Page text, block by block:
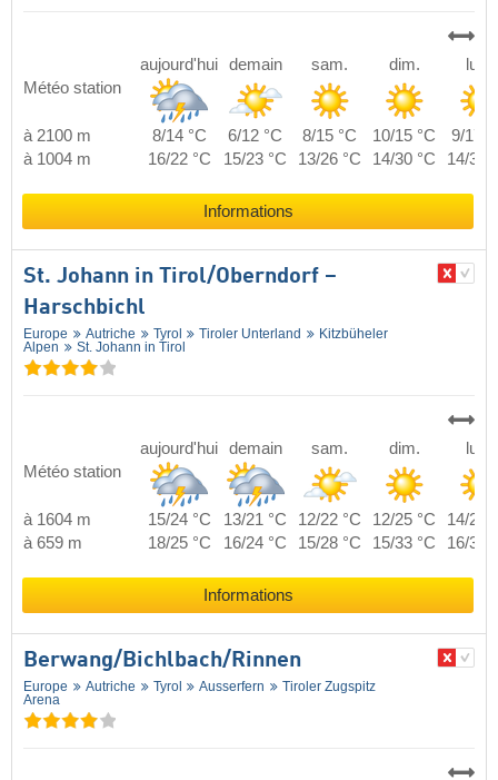
Météo station
aujourd'hui demain sam. dim. lun.
à 2100 m 8/14 °C 6/12 °C 8/15 °C 10/15 °C
9/17
à 1004 m
16/22 °C 15/23 °C 13/26 °C 14/30 °C 14/30
Informations
St. Johann in Tirol/​Oberndorf –
Harschbichl
Europe Autriche Tyrol Tiroler Unterland
Kitzbüheler
Alpen
St. Johann in Tirol
Météo station
aujourd'hui demain sam. dim. lun.
à 1604 m 15/24 °C 13/21 °C 12/22 °C 12/25 °C
14/25
à 659 m
18/25 °C 16/24 °C 15/28 °C 15/33 °C 16/33
Informations
Berwang/​Bichlbach/​Rinnen
Europe Autriche Tyrol Ausserfern
Tiroler Zugspitz
Arena